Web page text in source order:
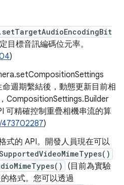
目標音訊編碼位元率。
)
週期繫結後，動態更新目前相
CompositionSettings.Builder
可精確控制重疊相機串流的算
473702287)
式的 API。開發人員現在可以
(目前為實驗
格式。您可以透過